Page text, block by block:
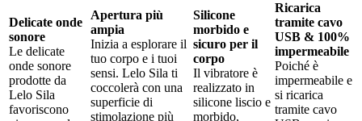
Delicate onde
sonore
Le delicate
onde sonore
prodotte da
Lelo Sila
favoriscono
Apertura più
ampia
Inizia a esplorare il
tuo corpo e i tuoi
sensi. Lelo Sila ti
coccolerà con una
superficie di
stimolazione più
Silicone
morbido e
sicuro per il
corpo
Il vibratore è
realizzato in
silicone liscio e
morbido,
Ricarica
tramite cavo
USB & 100%
impermeabile
Poiché è
impermeabile e
si ricarica
tramite cavo